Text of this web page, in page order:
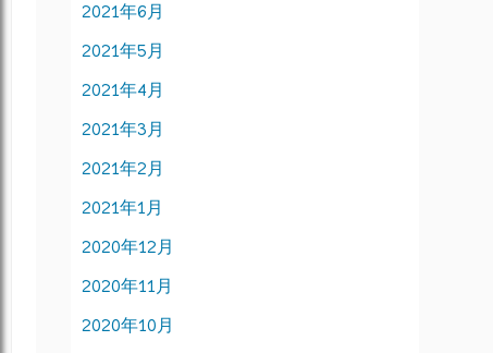
2021年6月
2021年5月
2021年4月
2021年3月
2021年2月
2021年1月
2020年12月
2020年11月
2020年10月